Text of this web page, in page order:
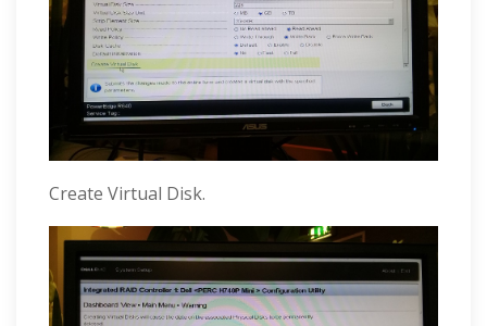
Create Virtual Disk.